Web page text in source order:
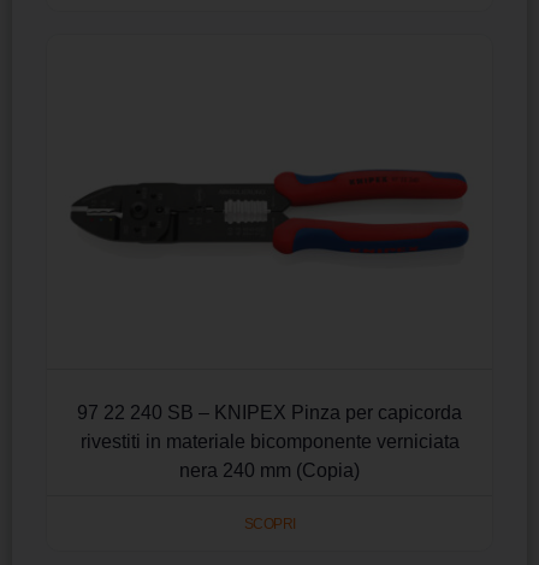
97 22 240 SB – KNIPEX Pinza per capicorda
rivestiti in materiale bicomponente verniciata
nera 240 mm (Copia)
SCOPRI